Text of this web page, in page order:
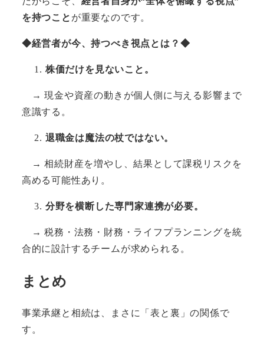
を持つこと が重要なのです。
◆経営者が今、持つべき視点とは？◆
株価だけを見ないこと。
→ 現金や資産の動きが個人側に与える影響まで
意識する。
退職金は魔法の杖ではない。
→ 相続財産を増やし、結果として課税リスクを
高める可能性あり。
分野を横断した専門家連携が必要。
→ 税務・法務・財務・ライフプランニングを統
合的に設計するチームが求められる。
まとめ
事業承継と相続は、まさに「表と裏」の関係で
す。